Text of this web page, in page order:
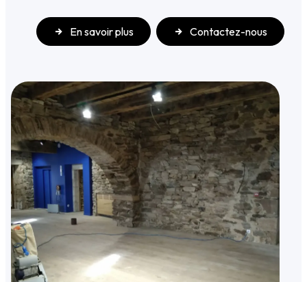
En savoir plus Contactez-nous